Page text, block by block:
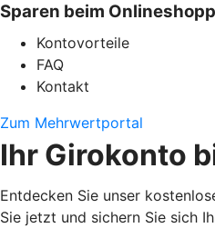
Sparen beim
Kontovorteile
FAQ
Kontakt
Zum Mehrwertportal
Ihr Girokonto
Entdecken Sie unser
Sie jetzt und sichern Sie sich